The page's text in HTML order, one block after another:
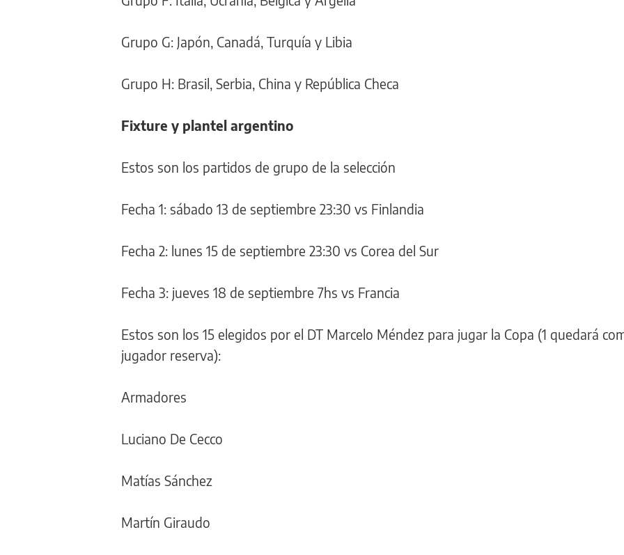
Grupo G: Japón, Canadá, Turquía y Libia
Grupo H: Brasil, Serbia, China y República Checa
Fixture y plantel argentino
Estos son los partidos de grupo de la selección
Fecha 1: sábado 13 de septiembre 23:30 vs Finlandia
Fecha 2: lunes 15 de septiembre 23:30 vs Corea del Sur
Fecha 3: jueves 18 de septiembre 7hs vs Francia
Estos son los 15 elegidos por el DT Marcelo Méndez para jugar la Copa (1 quedará
jugador reserva):
Armadores
Luciano De Cecco
Matías Sánchez
Martín Giraudo